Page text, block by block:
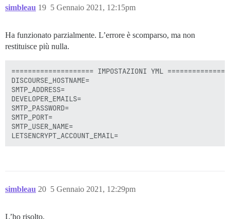
simbleau 5 Gennaio 2021, 12:15pm
19
Ha funzionato parzialmente. L’errore è scomparso, ma non
restituisce più nulla.
==================== IMPOSTAZIONI YML
DISCOURSE_HOSTNAME=
SMTP_ADDRESS=
DEVELOPER_EMAILS=
SMTP_PASSWORD=
SMTP_PORT=
SMTP_USER_NAME=
simbleau 5 Gennaio 2021, 12:29pm
20
L’ho risolto.